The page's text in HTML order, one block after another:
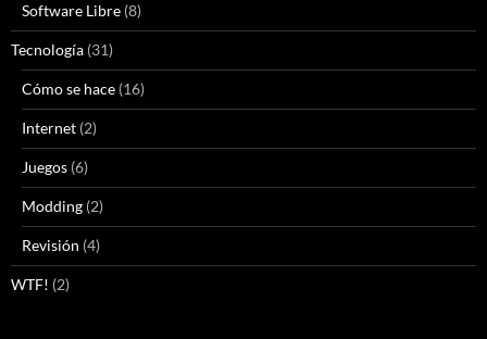
Software Libre (8)
Tecnología (31)
Cómo se hace (16)
Internet (2)
Juegos (6)
Modding (2)
Revisión (4)
WTF! (2)